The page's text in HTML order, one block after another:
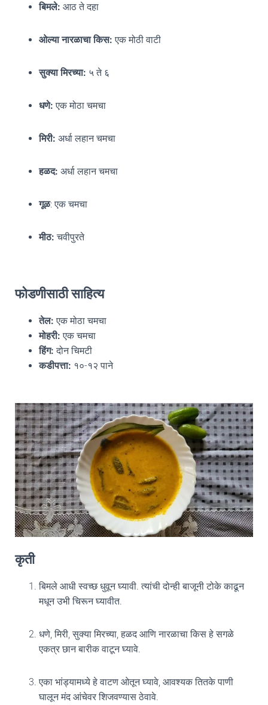
बिमले: आठ ते दहा
ओल्यानारळाचा किस: एक मोठी वाटी
सुक्यामिरच्या: ५ ते ६
धणे:एक मोठा चमचा
मिरी: अर्धा लहान चमचा
हळद: अर्धा लहान चमचा
गूळ: एक चमचा
मीठ: चवीपुरते
फोडणीसाठी साहित्य
तेल: एक मोठा चमचा
मोहरी: एक चमचा
हिंग: दोन चिमटी
कडीपत्ता: १०-१२ पाने
कृती
बिमले आधी स्वच्छ धुवून घ्यावी. त्यांची दोन्ही बाजूनी टोके काढून
मधून उभी चिरून घ्यावीत.
धणे, मिरी, सुक्या मिरच्या, हळद आणि नारळाचा किस हे सगळे
एकत्र छान बारीक वाटून घ्यावे.
एका भांड्यामध्ये हे वाटण ओतून घ्यावे, आवश्यक तितके पाणी
घालून मंद आंचेवर शिजवण्यास ठेवावे.